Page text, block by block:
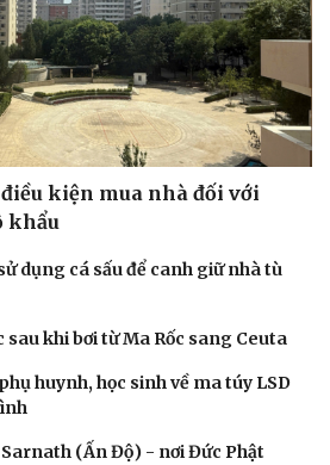
kiện mua nhà đối với
khẩu
dụng cá sấu để canh giữ nhà tù
sau khi bơi từ Ma Rốc sang Ceuta
huynh, học sinh về ma túy LSD
Sarnath (Ấn Độ) - nơi Đức Phật